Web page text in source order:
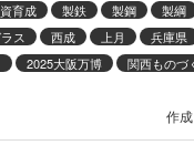
育成 製鉄 製鋼
製綱
ス 西成 上月
兵庫県
2025大阪万博
関西ものづ
作